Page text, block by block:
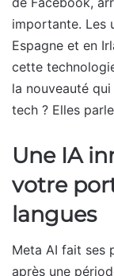
importante. Les
Espagne et en
cette
la nouveauté
tech ? Elles
Une IA
votre
langues
Meta AI fait ses
après une